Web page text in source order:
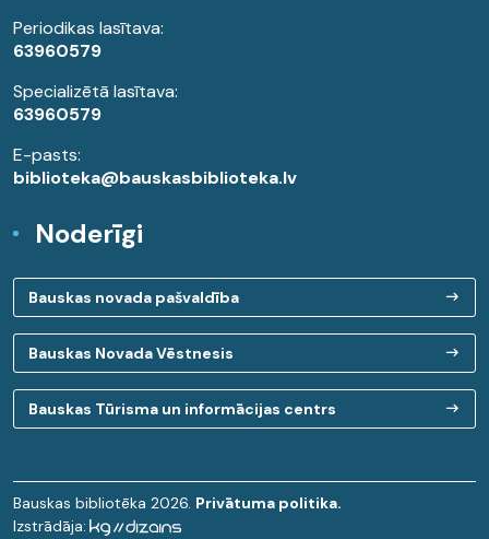
Periodikas lasītava:
63960579
Specializētā lasītava:
63960579
E-pasts:
biblioteka@bauskasbiblioteka.lv
Noderīgi
Bauskas novada pašvaldība
Bauskas Novada Vēstnesis
Bauskas Tūrisma un informācijas centrs
Bauskas bibliotēka 2026. Privātuma politika.
Izstrādāja: